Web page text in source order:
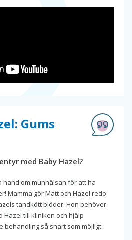
Gums
med Baby Hazel?
hand om munhälsan för att ha
Mamma gör Matt och Hazel redo
tandkött blöder. Hon behöver
Hazel till kliniken och hjälp
behandling så snart som möjligt.